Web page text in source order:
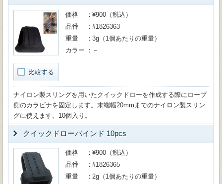
比較する
価格
¥900（税込）
品番
#1826363
重量
3g（1個あたりの重量）
カラー
－
ナイロン製スリングを用いたクイックドローを作成する際にロープ
側のカラビナを固定します。末端幅20mmまでのナイロン製スリン
グに使えます。10個入り。
クイックドローバインド 10pcs
価格
¥900（税込）
品番
#1826365
重量
2g（1個あたりの重量）